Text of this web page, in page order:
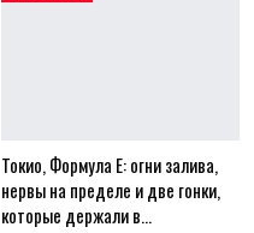
Токио, Формула E: огни залива,
нервы на пределе и две гонки,
которые держали в…